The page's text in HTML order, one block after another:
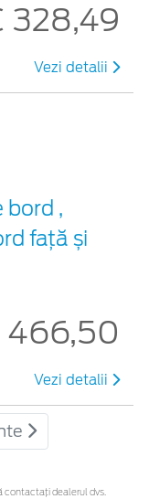
328,49
Vezi detalii
bord ,
față și
466,50
Vezi detalii
contactaţi dealerul dvs.